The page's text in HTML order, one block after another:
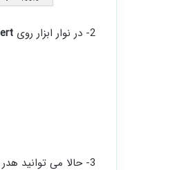
2- در نوار ابزار روی
3- حالا می توانید